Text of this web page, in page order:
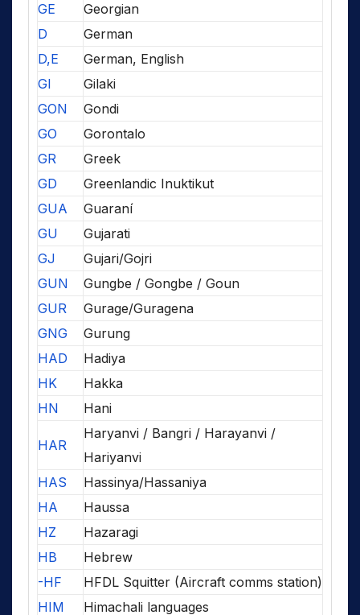
GE
Georgian
D
German
D,E
German, English
GI
Gilaki
GON
Gondi
GO
Gorontalo
GR
Greek
GD
Greenlandic Inuktikut
GUA
Guaraní
GU
Gujarati
GJ
Gujari/Gojri
GUN
Gungbe / Gongbe / Goun
GUR
Gurage/Guragena
GNG
Gurung
HAD
Hadiya
HK
Hakka
HN
Hani
HAR
Haryanvi / Bangri / Harayanvi /
Hariyanvi
HAS
Hassinya/Hassaniya
HA
Haussa
HZ
Hazaragi
HB
Hebrew
-HF
HFDL Squitter (Aircraft comms station)
HIM
Himachali languages